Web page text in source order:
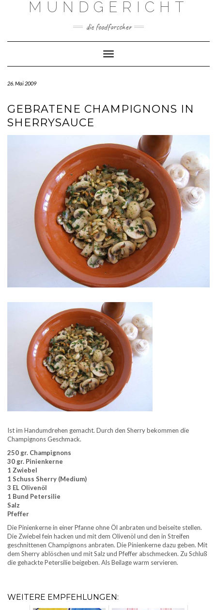
MUNDGERICHT
die foodforscher
Toggle Navigation
26. Mai 2009
GEBRATENE CHAMPIGNONS IN
SHERRYSAUCE
Ist im Handumdrehen gemacht. Durch den Sherry bekommen die
Champignons Geschmack.
250 gr. Champignons
30 gr. Pinienkerne
1 Zwiebel
1 Schuss Sherry (Medium)
3 EL Olivenöl
1 Bund Petersilie
Salz
Pfeffer
Die Pinienkerne in einer Pfanne ohne Öl anbraten und beiseite stellen.
Die Zwiebel fein hacken und mit dem Olivenöl und den in Streifen
geschnittenen Champignons anbraten. Die Pinienkerne dazu geben. Mit
dem Sherry ablöschen und mit Salz und Pfeffer abschmecken. Zu Schluß
die gehackte Petersilie beigeben. Als Beilage warm servieren.
WEITERE EMPFEHLUNGEN: